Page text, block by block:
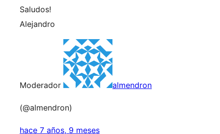
Saludos!
Alejandro
Moderador almendron
(@almendron)
hace 7 años, 9 meses